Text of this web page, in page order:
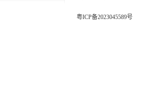
粤ICP备2023045589号